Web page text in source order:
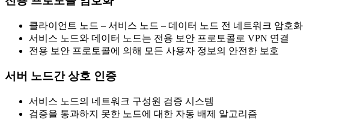
클라이언트 노드 – 서비스 노드 – 데이터 노드 전 네트워크 암호화
서비스 노드와 데이터 노드는 전용 보안 프로토콜로 VPN 연결
전용 보안 프로토콜에 의해 모든 사용자 정보의 안전한 보호
서버 노드간 상호 인증
서비스 노드의 네트워크 구성원 검증 시스템
검증을 통과하지 못한 노드에 대한 자동 배제 알고리즘